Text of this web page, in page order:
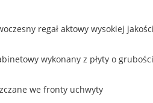
regał aktowy wysokiej
wykonany z płyty o
we fronty uchwyty